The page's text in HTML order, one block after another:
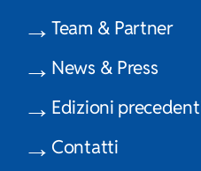
Team & Partner
News & Press
Edizioni
Contatti